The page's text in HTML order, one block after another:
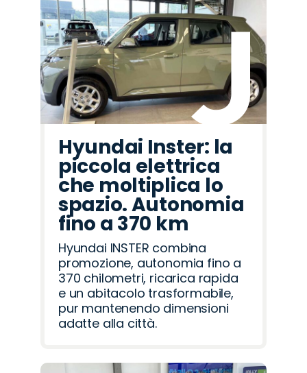
Hyundai Inster: la
piccola elettrica
che moltiplica lo
spazio. Autonomia
fino a 370 km
Hyundai INSTER combina
promozione, autonomia fino a
370 chilometri, ricarica rapida
e un abitacolo trasformabile,
pur mantenendo dimensioni
adatte alla città.